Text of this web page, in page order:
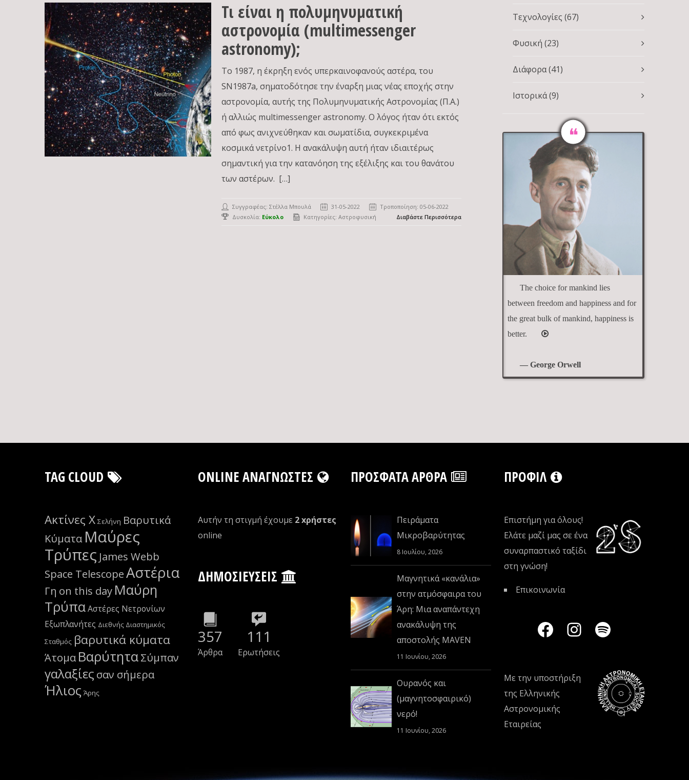
Τι είναι η πολυμηνυματική
αστρονομία (multimessenger
astronomy);
Το 1987, η έκρηξη ενός υπερκαινοφανούς αστέρα, του
SN1987a, σηματοδότησε την έναρξη μιας νέας εποχής στην
αστρονομία, αυτής της Πολυμηνυματικής Αστρονομίας (Π.Α.)
ή αλλιώς multimessenger astronomy. Ο λόγος ήταν ότι εκτός
από φως ανιχνεύθηκαν και σωματίδια, συγκεκριμένα
κοσμικά νετρίνο1. Η ανακάλυψη αυτή ήταν ιδιαιτέρως
σημαντική για την κατανόηση της εξέλιξης και του θανάτου
των αστέρων. […]
Συγγραφέας:Στέλλα Μπουλά 31-05-2022
Τροποποίηση: 05-06-2022
Δυσκολία: Εύκολο Κατηγορίες:Αστροφυσική Διαβάστε Περισσότερα
Τεχνολογίες (67)
Φυσική (23)
Διάφορα(41)
Ιστορικά(9)
The choice for mankind lies
between freedom and happiness and for
the great bulk of mankind, happiness is
better.
— George Orwell
TAG CLOUD
Ακτίνες Χ Σελήνη Βαρυτικά
Κύματα Μαύρες
Τρύπες James Webb
Space TelescopeΑστέρια
Γη on this day Μαύρη
ΤρύπαΑστέρες Νετρονίων
Εξωπλανήτες Διεθνής Διαστημικός
Σταθμός βαρυτικά κύματα
Άτομα ΒαρύτηταΣύμπαν
γαλαξίες σαν σήμερα
Ήλιος Άρης
ONLINE ΑΝΑΓΝΏΣΤΕΣ
Αυτήν τη στιγμή έχουμε 2 xρήστες
οnline
ΔΗΜΟΣΙΕΎΣΕΙΣ
357
Άρθρα
111
Ερωτήσεις
ΠΡΌΣΦΑΤΑ ΆΡΘΡΑ
Πειράματα
Μικροβαρύτητας
8 Ιουλίου, 2026
Μαγνητικά «κανάλια»
στην ατμόσφαιρα του
Άρη: Μια αναπάντεχη
ανακάλυψη της
αποστολής MAVEN
11 Ιουνίου, 2026
Ουρανός και
(μαγνητοσφαιρικό)
νερό!
11 Ιουνίου, 2026
ΠΡΟΦΊΛ
Επιστήμη για όλους!
Ελάτε μαζί μας σε ένα
συναρπαστικό ταξίδι
στη γνώση!
Επικοινωνία
Με την υποστήριξη
της Ελληνικής
Αστρονομικής
Εταιρείας